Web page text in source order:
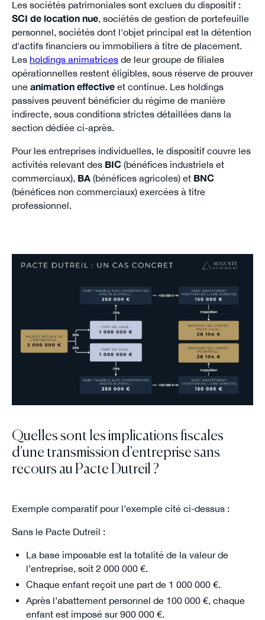
Les sociétés patrimoniales sont exclues du dispositif :
SCI de location nue, sociétés de gestion de portefeuille
personnel, sociétés dont l'objet principal est la détention
d'actifs financiers ou immobiliers à titre de placement.
Les holdings animatricesde leur groupe de filiales
opérationnelles restent éligibles, sous réserve de prouver
une animation effectiveet continue. Les holdings
passives peuvent bénéficier du régime de manière
indirecte, sous conditions strictes détaillées dans la
section dédiée ci-après.
Pour les entreprises individuelles, le dispositif couvre les
activités relevant des BIC(bénéfices industriels et
commerciaux), BA(bénéfices agricoles) et BNC
(bénéfices non commerciaux) exercées à titre
professionnel.
Quelles sont les implications fiscales
d'une transmission d'entreprise sans
recours au Pacte Dutreil ?
Exemple comparatif pour l’exemple cité ci-dessus :
Sans le Pacte Dutreil :
La base imposable est la totalité de la valeur de
l’entreprise, soit 2 000 000 €.
Chaque enfant reçoit une part de 1 000 000 €.
Après l’abattement personnel de 100 000 €, chaque
enfant est imposé sur 900 000 €.